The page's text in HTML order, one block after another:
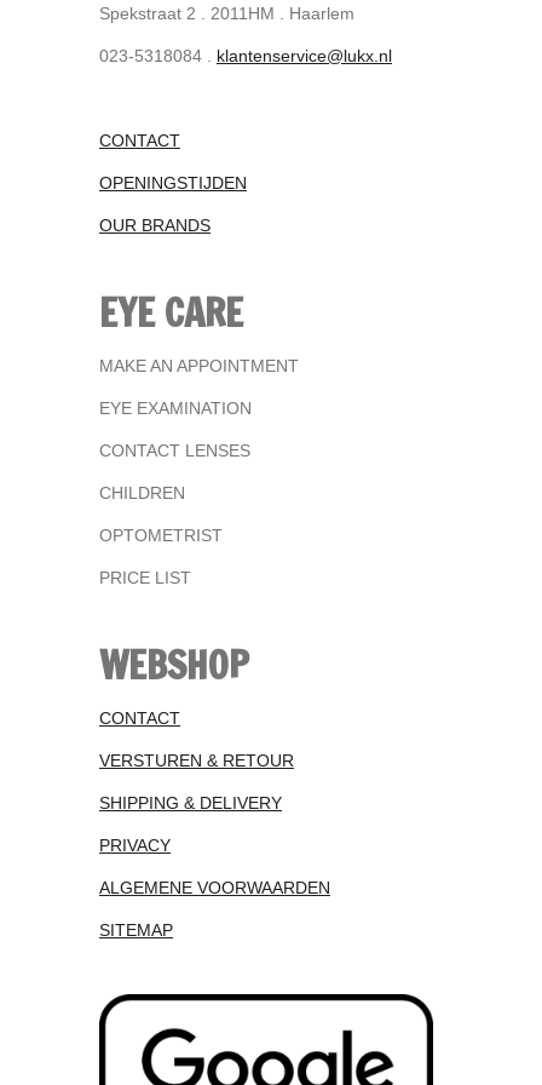
Spekstraat 2 . 2011HM . Haarlem
023-5318084 . klantenservice@lukx.nl
CONTACT
OPENINGSTIJDEN
OUR BRANDS
EYE CARE
MAKE AN APPOINTMENT
EYE EXAMINATION
CONTACT LENSES
CHILDREN
OPTOMETRIST
PRICE LIST
WEBSHOP
CONTACT
VERSTUREN & RETOUR
SHIPPING & DELIVERY
PRIVACY
ALGEMENE VOORWAARDEN
SITEMAP